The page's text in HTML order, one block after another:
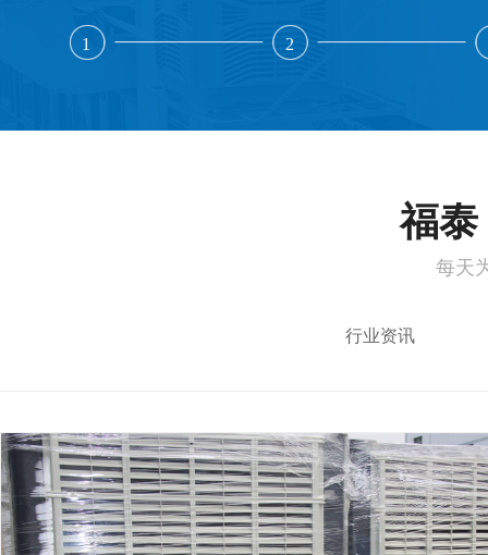
1 2
福泰
每天
行业资讯
11